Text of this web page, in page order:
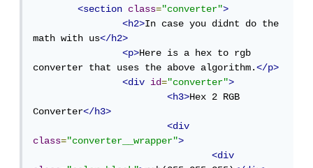
<section
class="converter">
<h2>In case you didnt do the
math with us</h2>
<p>Here is a hex to rgb
converter that uses the above algorithm.</p>
<div
id="converter">
<h3>Hex 2 RGB
Converter</h3>
<div
class="converter__wrapper">
<div